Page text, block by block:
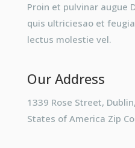
Proin et pulvinar augue
quis ultriciesao et
lectus molestie vel.
Our Address
1339 Rose Street,
States of America Zip